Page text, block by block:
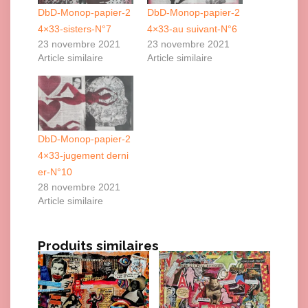
DbD-Monop-papier-2
4×33-sisters-N°7
23 novembre 2021
Article similaire
DbD-Monop-papier-2
4×33-au suivant-N°6
23 novembre 2021
Article similaire
DbD-Monop-papier-2
4×33-jugement derni
er-N°10
28 novembre 2021
Article similaire
Produits similaires